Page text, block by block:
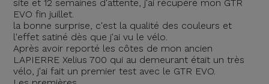
site et 12 semaines d'attente, j'ai récupéré mon GTR
EVO fin juillet.
la bonne surprise, c'est la qualité des couleurs et
l'effet satiné dès que j'ai vu le vélo.
Après avoir reporté les côtes de mon ancien
LAPIERRE Xelius 700 qui au demeurant était un très
vélo, j'ai fait un premier test avec le GTR EVO.